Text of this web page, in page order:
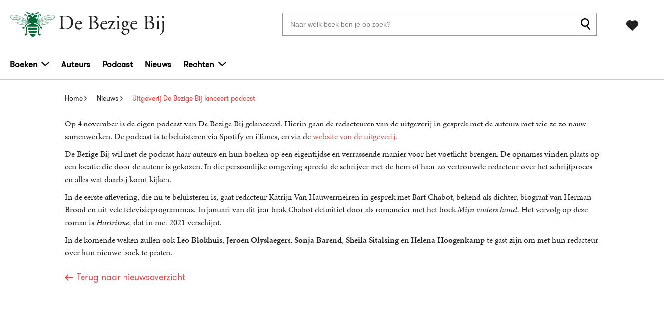
Zoeken
naar
uitgevers
Boeken Auteurs Podcast Nieuws Rechten
Home Nieuws Uitgeverij De Bezige Bij lanceert podcast
Op 4 november is de eigen podcast van De Bezige Bij gelanceerd. Hierin gaan de redacteuren van de uitgeverij in gesprek met de auteurs met wie ze zo nauw
samenwerken. De podcast is te beluisteren via Spotify en iTunes, en via dewebsite van de uitgeverij.
De Bezige Bij wil met de podcast haar auteurs en hun boeken op een eigentijdse en verrassende manier voor het voetlicht brengen. De opnames vinden plaats op
een locatie die door de auteur is gekozen. In die persoonlijke omgeving spreekt de schrijver met de hem of haar zo vertrouwde redacteur over het schrijfproces
en alles wat daarbij komt kijken.
In de eerste aflevering, die nu te beluisteren is, gaat redacteur Katrijn Van Hauwermeiren in gesprek met Bart Chabot, bekend als dichter, biograaf van Herman
Brood en uit vele televisieprogramma’s. In januari van dit jaar brak Chabot definitief door als romancier met het boekMijn vaders hand. Het vervolg op deze
roman isHartritme, dat in mei 2021 verschijnt.
In de komende weken zullen ookLeo Blokhuis, Jeroen Olyslaegers, Sonja Barend, Sheila SitalsingenHelena Hoogenkampte gast zijn om met hun redacteur
over hun nieuwe boek te praten.
Terug naar nieuwsoverzicht